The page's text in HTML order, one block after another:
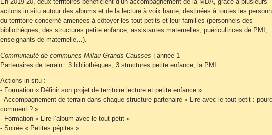
En 2019-20, deux territoires bénéficient d’un accompagnement de la MDA, grâce à plusieurs
actions in situ autour des albums et de la lecture à voix haute, destinées à toutes les
du territoire concerné amenées à côtoyer les tout-petits et leur familles (personnels des
bibliothèques, des structures petite enfance, assistantes maternelles, puéricultrices de PMI,
enseignants de maternelle…).
Communauté de communes Millau Grands Causses | année 1
Partenaires de terrain : 3 bibliothèques, 3 structures petite enfance, la PMI
Actions in situ :
- Formation « Définir son projet de territoire lecture et petite enfance »
- Accompagnement de terrain dans chaque structure partenaire « Lire avec le tout-petit :
comment ? »
- Formation « Lire l’album avec le tout-petit »
- Soirée « Petites pépites »